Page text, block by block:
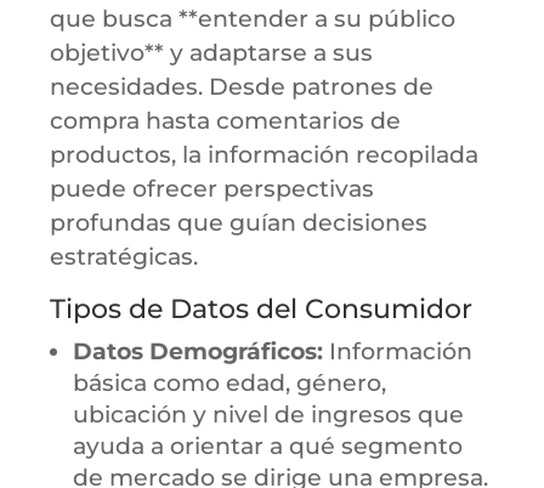
que busca **entender a su público
objetivo** y adaptarse a sus
necesidades. Desde patrones de
compra hasta comentarios de
productos, la información recopilada
puede ofrecer perspectivas
profundas que guían decisiones
estratégicas.
Tipos de Datos del Consumidor
Datos Demográficos: Información
básica como edad, género,
ubicación y nivel de ingresos que
ayuda a orientar a qué segmento
de mercado se dirige una empresa.